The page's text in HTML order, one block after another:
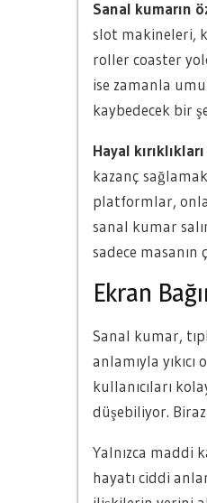
Sanal kumarın
slot makineleri,
roller coaster
ise zamanla
kaybedecek bir
Hayal
kazanç
platformlar,
sanal kumar
sadece
Ekran
Sanal kumar,
anlamıyla
kullanıcıları
düşebiliyor.
Yalnızca maddi
hayatı ciddi